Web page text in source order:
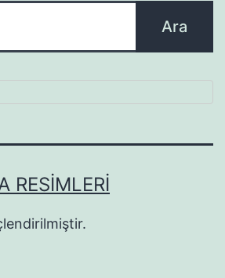
RESIMLERI